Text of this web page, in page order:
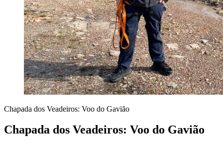
Chapada dos Veadeiros: Voo do Gavião
Chapada dos Veadeiros: Voo do Gavião